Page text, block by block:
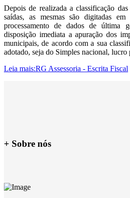
Depois de realizada a classificação
saídas, as mesmas são digitadas
processamento de dados de última
disposição imediata a apuração dos
municipais, de acordo com a sua
adotado, seja do Simples nacional,
Leia mais:RG Assessoria - Escrita Fiscal
+ Sobre nós